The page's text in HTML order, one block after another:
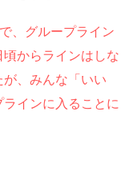
、グループライン
からラインはしな
、みんな「いい
インに入ることに